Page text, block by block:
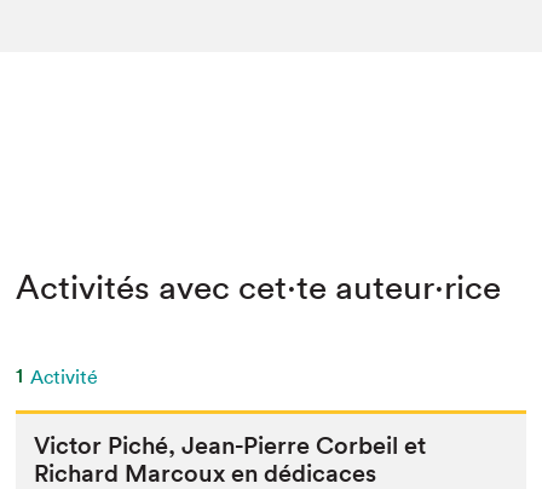
Activités avec cet·te auteur·rice
1 Activité
Vic­tor Piché, Jean-Pierre Cor­beil et
Richard Mar­coux en dédicaces